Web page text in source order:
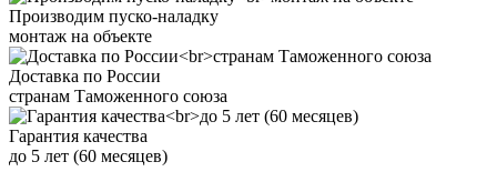
Производим пуско-наладку
монтаж на объекте
Доставка по России
странам Таможенного союза
Гарантия качества
до 5 лет (60 месяцев)